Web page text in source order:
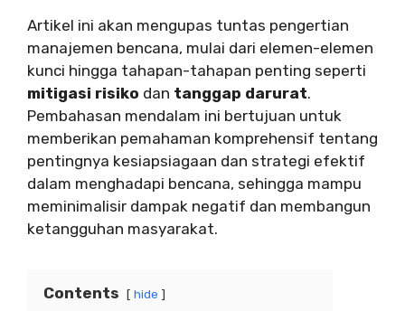
Artikel ini akan mengupas tuntas pengertian
manajemen bencana, mulai dari elemen-elemen
kunci hingga tahapan-tahapan penting seperti
mitigasi risiko dan tanggap darurat.
Pembahasan mendalam ini bertujuan untuk
memberikan pemahaman komprehensif tentang
pentingnya kesiapsiagaan dan strategi efektif
dalam menghadapi bencana, sehingga mampu
meminimalisir dampak negatif dan membangun
ketangguhan masyarakat.
Contents hide